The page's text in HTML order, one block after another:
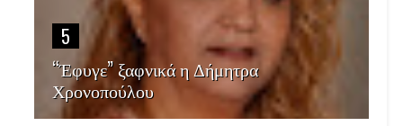
5
“Έφυγε” ξαφνικά η Δήμητρα
Χρονοπούλου